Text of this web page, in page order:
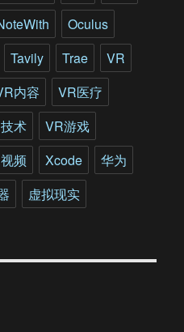
Oculus
Tavily Trae
VR
内容
VR医疗
术
VR游戏
频 Xcode
华为
虚拟现实